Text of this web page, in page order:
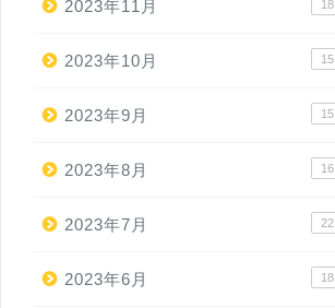
2023年11月 18
2023年10月 15
2023年9月 15
2023年8月 16
2023年7月 22
2023年6月 18